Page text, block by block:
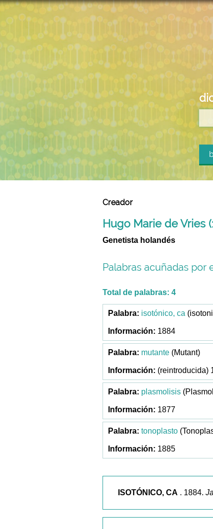
Creador
Hugo Marie de Vries
Genetista holandés
Palabras acuñadas por
Total de palabras: 4
isotónico, ca
1884
mutante (Mutant)
(reintroducida)
plasmolisis
1877
tonoplasto
1885
ISOTÓNICO, CA . 1884.